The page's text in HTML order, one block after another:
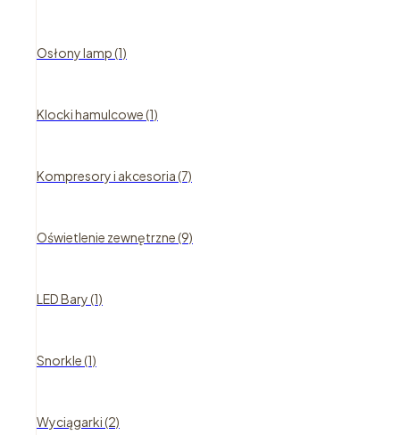
Osłony lamp (1)
Klocki hamulcowe (1)
Kompresory i akcesoria (7)
Oświetlenie zewnętrzne (9)
LED Bary (1)
Snorkle (1)
Wyciągarki (2)